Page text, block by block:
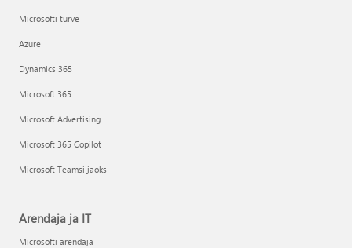
Microsofti turve
Azure
Dynamics 365
Microsoft 365
Microsoft Advertising
Microsoft 365 Copilot
Microsoft Teamsi jaoks
Arendaja ja IT
Microsofti arendaja